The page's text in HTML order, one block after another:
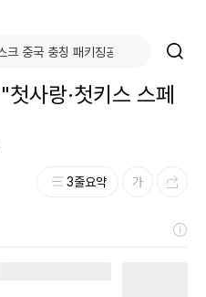
사랑·첫키스 스페
3줄요약